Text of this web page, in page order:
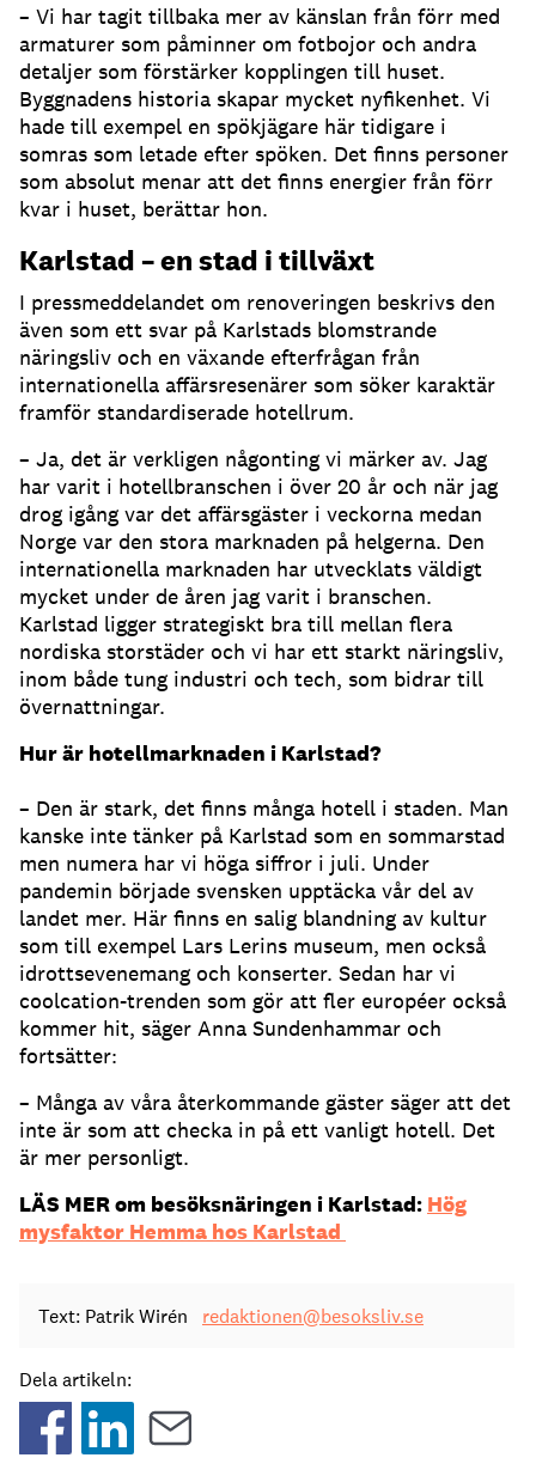
– Vi har tagit tillbaka mer av känslan från förr med
armaturer som påminner om fotbojor och andra
detaljer som förstärker kopplingen till huset.
Byggnadens historia skapar mycket nyfikenhet. Vi
hade till exempel en spökjägare här tidigare i
somras som letade efter spöken. Det finns personer
som absolut menar att det finns energier från förr
kvar i huset, berättar hon.
Karlstad – en stad i tillväxt
I pressmeddelandet om renoveringen beskrivs den
även som ett svar på Karlstads blomstrande
näringsliv och en växande efterfrågan från
internationella affärsresenärer som söker karaktär
framför standardiserade hotellrum.
– Ja, det är verkligen någonting vi märker av. Jag
har varit i hotellbranschen i över 20 år och när jag
drog igång var det affärsgäster i veckorna medan
Norge var den stora marknaden på helgerna. Den
internationella marknaden har utvecklats väldigt
mycket under de åren jag varit i branschen.
Karlstad ligger strategiskt bra till mellan flera
nordiska storstäder och vi har ett starkt näringsliv,
inom både tung industri och tech, som bidrar till
övernattningar.
Hur är hotellmarknaden i Karlstad?
– Den är stark, det finns många hotell i staden. Man
kanske inte tänker på Karlstad som en sommarstad
men numera har vi höga siffror i juli. Under
pandemin började svensken upptäcka vår del av
landet mer. Här finns en salig blandning av kultur
som till exempel Lars Lerins museum, men också
idrottsevenemang och konserter. Sedan har vi
coolcation-trenden som gör att fler européer också
kommer hit, säger Anna Sundenhammar och
fortsätter:
– Många av våra återkommande gäster säger att det
inte är som att checka in på ett vanligt hotell. Det
är mer personligt.
LÄS MER om besöksnäringen i Karlstad: Hög
mysfaktor Hemma hos Karlstad
Text: Patrik Wirén redaktionen@besoksliv.se
Dela artikeln: